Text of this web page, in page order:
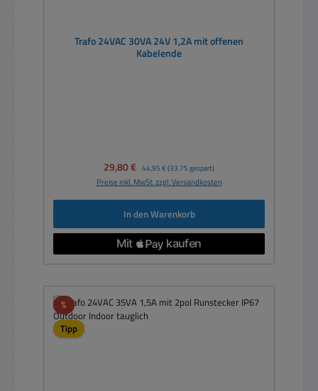
Trafo 24VAC 30VA 24V 1,2A mit offenen
Kabelende
Verkaufspreis:
29,80 € Regulärer Preis:
44,95 € (33.7% gespart)
Preise inkl. MwSt. zzgl. Versandkosten
In den Warenkorb
%Rabatt
Tipp